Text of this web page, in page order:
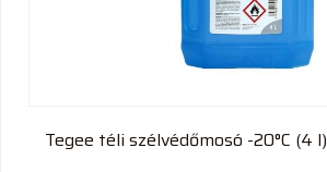
Tegee téli szélvédőmosó -20°C (4 l)